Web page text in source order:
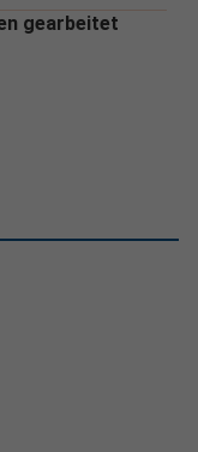
gearbeitet